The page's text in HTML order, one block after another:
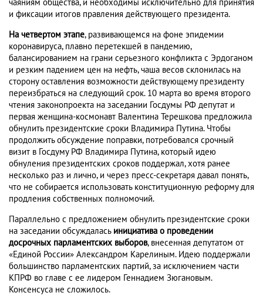
чаяниям общества, и необходимы исключительно для принятия
и фиксации итогов правления действующего президента.
На четвертом этапе, развивающемся на фоне эпидемии
коронавируса, плавно перетекшей в пандемию,
балансированием на грани серьезного конфликта с Эрдоганом
и резким падением цен на нефть, чаша весов склонилась на
сторону оставления возможности действующему президенту
переизбраться на следующий срок. 10 марта во время второго
чтения законопроекта на заседании Госдумы РФ депутат и
первая женщина-космонавт Валентина Терешкова предложила
обнулить президентские сроки Владимира Путина. Чтобы
продолжить обсуждение поправки, потребовался срочный
визит в Госдуму РФ Владимира Путина, который идею
обнуления президентских сроков поддержал, хотя ранее
несколько раз и лично, и через пресс-секретаря давал понять,
что не собирается использовать конституционную реформу для
продления собственных полномочий.
Параллельно с предложением обнулить президентские сроки
на заседании обсуждалась инициатива о проведении
досрочных парламентских выборов, внесенная депутатом от
«Единой России» Александром Карелиным. Идею поддержали
большинство парламентских партий, за исключением части
КПРФ во главе с ее лидером Геннадием Зюгановым.
Консенсуса не сложилось.